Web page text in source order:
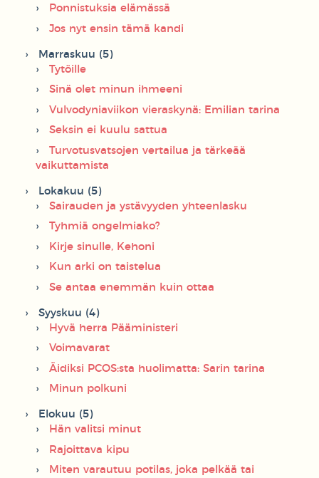
Ponnistuksia elämässä
Jos nyt ensin tämä kandi
Marraskuu (5)
Tytöille
Sinä olet minun ihmeeni
Vulvodyniaviikon vieraskynä: Emilian tarina
Seksin ei kuulu sattua
Turvotusvatsojen vertailua ja tärkeää
vaikuttamista
Lokakuu (5)
Sairauden ja ystävyyden yhteenlasku
Tyhmiä ongelmiako?
Kirje sinulle, Kehoni
Kun arki on taistelua
Se antaa enemmän kuin ottaa
Syyskuu (4)
Hyvä herra Pääministeri
Voimavarat
Äidiksi PCOS:sta huolimatta: Sarin tarina
Minun polkuni
Elokuu (5)
Hän valitsi minut
Rajoittava kipu
Miten varautuu potilas, joka pelkää tai